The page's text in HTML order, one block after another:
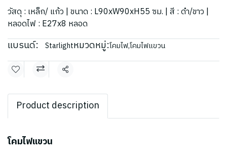
วัสดุ : เหล็ก/ แก้ว | ขนาด : L90xW90xH55 ซม. | สี : ดำ/ขาว |
หลอดไฟ : E27x8 หลอด
แบรนด์: Starlightหมวดหมู่:โคมไฟ,โคมไฟแขวน
แชร์
Product description
โคมไฟแขวน